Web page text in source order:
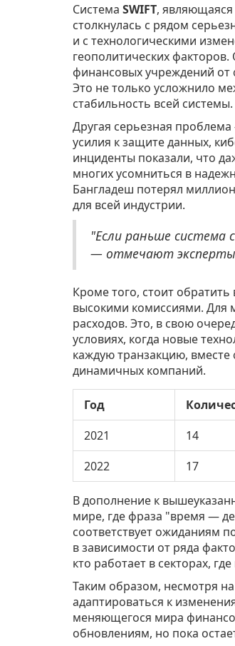
Система SWIFT,
столкнулась с рядом
и с технологическими
геополитических
финансовых учреждений от
Это не только усложнило
стабильность всей системы.
Другая серьезная
усилия к защите данных,
инциденты показали, что
многих усомниться в
Бангладеш потерял
для всей индустрии.
"Если раньше система
— отмечают эксперты
Кроме того, стоит
высокими комиссиями. Для
расходов. Это, в свою
условиях, когда новые
каждую транзакцию, вместе
динамичных компаний.
Год
2021
14
2022
17
В дополнение к
мире, где фраза "время —
соответствует ожиданиям
в зависимости от ряда
кто работает в секторах,
Таким образом, несмотря
адаптироваться к
меняющегося мира
обновлениям, но пока